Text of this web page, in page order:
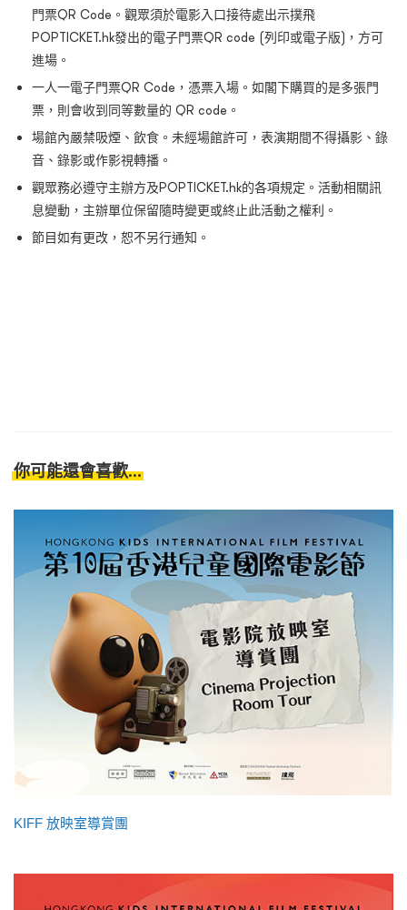
門票QR Code。觀眾須於電影入口接待處出示撲飛
POPTICKET.hk發出的電子門票QR code (列印或電子版)，方可
進場。
一人一電子門票QR Code，憑票入場。如閣下購買的是多張門
票，則會收到同等數量的 QR code。
場館內嚴禁吸煙、飲食。未經場館許可，表演期間不得攝影、錄
音、錄影或作影視轉播。
觀眾務必遵守主辦方及POPTICKET.hk的各項規定。活動相關訊
息變動，主辦單位保留隨時變更或終止此活動之權利。
節目如有更改，恕不另行通知。
你可能還會喜歡...
KIFF 放映室導賞團